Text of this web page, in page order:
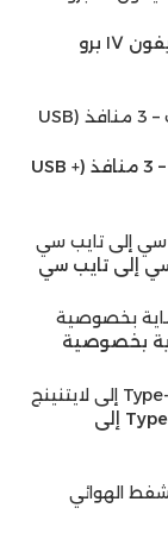
عدسة حماية الكاميرا لهاتف آيفون ١٧ برو
شاحن سيارة ناين الترا 65 وات – 3 منافذ (USB +
ناين ألترا فلو 27 وات كابل Type-C إلى